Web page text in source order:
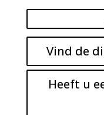
Vind de
Heeft u